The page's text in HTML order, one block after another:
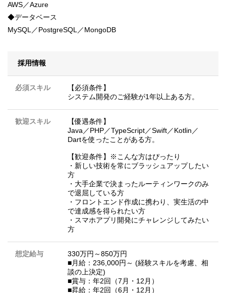
AWS／Azure
◆データベース
MySQL／PostgreSQL／MongoDB
採用情報
必須スキル
【必須条件】
システム開発のご経験が1年以上ある方。
歓迎スキル
【優遇条件】
Java／PHP／TypeScript／Swift／Kotlin／
Dartを使ったことがある方。
【歓迎条件】※こんな方はぴったり
・新しい技術を常にブラッシュアップしたい
方
・大手企業で決まったルーティンワークのみ
で退屈している方
・フロントエンド作成に携わり、実生活の中
で達成感を得られたい方
・スマホアプリ開発にチャレンジしてみたい
方
想定給与
330万円～850万円
■月給：236,000円～ (経験スキルを考慮、相
談の上決定)
■賞与：年2回（7月・12月）
■昇給：年2回（6月・12月）